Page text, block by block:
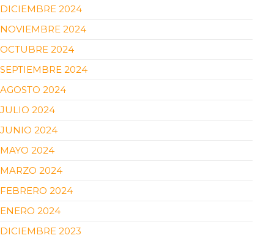
DICIEMBRE 2024
NOVIEMBRE 2024
OCTUBRE 2024
SEPTIEMBRE 2024
AGOSTO 2024
JULIO 2024
JUNIO 2024
MAYO 2024
MARZO 2024
FEBRERO 2024
ENERO 2024
DICIEMBRE 2023